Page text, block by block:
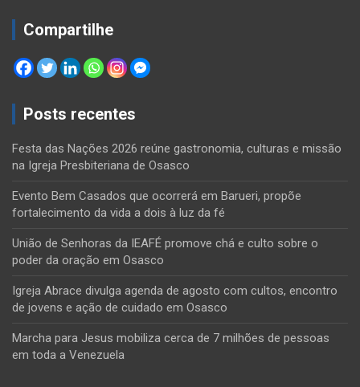
Compartilhe
Posts recentes
Festa das Nações 2026 reúne gastronomia, culturas e missão
na Igreja Presbiteriana de Osasco
Evento Bem Casados que ocorrerá em Barueri, propõe
fortalecimento da vida a dois à luz da fé
União de Senhoras da IEAFÉ promove chá e culto sobre o
poder da oração em Osasco
Igreja Abrace divulga agenda de agosto com cultos, encontro
de jovens e ação de cuidado em Osasco
Marcha para Jesus mobiliza cerca de 7 milhões de pessoas
em toda a Venezuela